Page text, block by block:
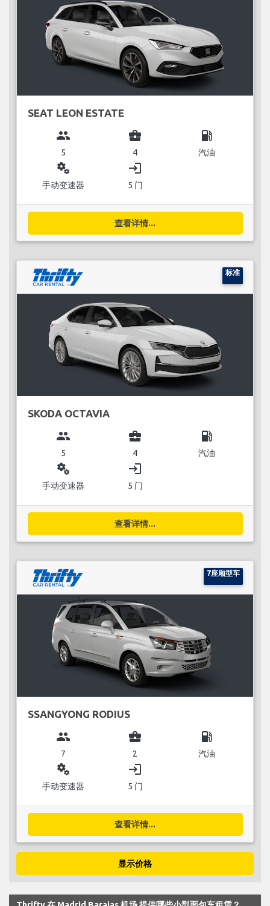
SEAT LEON ESTATE
group
5
business_center
4
local_gas_station
汽油
miscellaneous_services
手动变速器
login
5 门
查看详情...
标准
SKODA OCTAVIA
group
5
business_center
4
local_gas_station
汽油
miscellaneous_services
手动变速器
login
5 门
查看详情...
7座厢型车
SSANGYONG RODIUS
group
7
business_center
2
local_gas_station
汽油
miscellaneous_services
手动变速器
login
5 门
查看详情...
显示价格